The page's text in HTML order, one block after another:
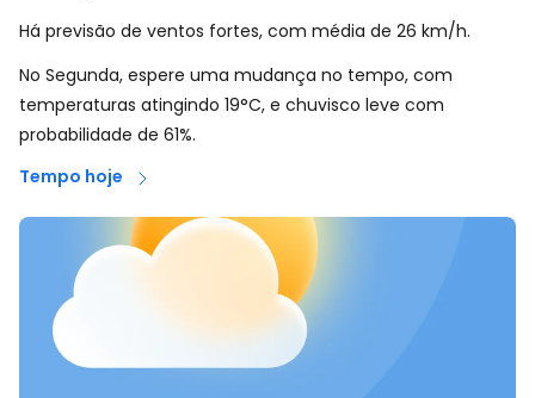
Há previsão de ventos fortes, com média de 26 km/h.
No Segunda, espere uma mudança no tempo, com
temperaturas atingindo 19°C, e chuvisco leve com
probabilidade de 61%.
Tempo hoje